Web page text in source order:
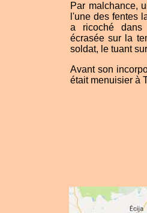
Par malchance,
l'une des fentes
a ricoché
écrasée sur la
soldat, le tuant
Avant son
était menuisier à